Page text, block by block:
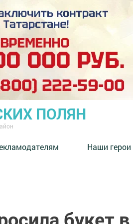
ПОЛЯН
Наши герои
букет